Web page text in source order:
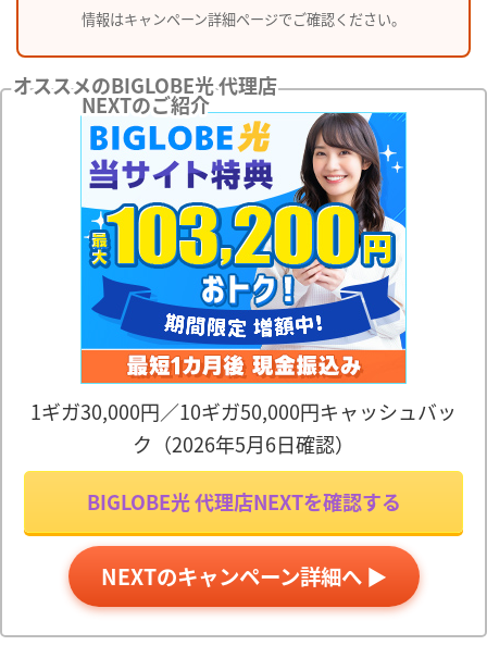
情報はキャンペーン詳細ページでご確認ください。
オススメのBIGLOBE光 代理店
NEXTのご紹介
1ギガ30,000円／10ギガ50,000円キャッシュバッ
ク（2026年5月6日確認）
BIGLOBE光 代理店NEXTを確認する
NEXTのキャンペーン詳細へ ▶